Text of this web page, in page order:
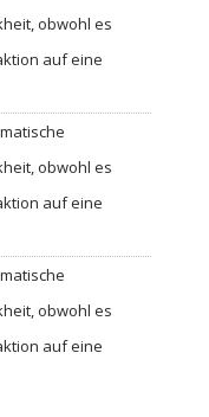
obwohl es
auf eine
obwohl es
auf eine
obwohl es
auf eine